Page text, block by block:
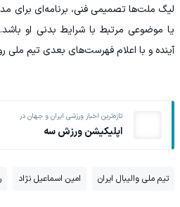
لیگ ملت‌ها تصمیمی فنی، برنامه‌ای برای
یا موضوعی مرتبط با شرایط بدنی او
آینده و با اعلام فهرست‌های بعدی تیم ملی
تازه‌ترین اخبار ورزشی ایران و جهان در
اپلیکیشن ورزش سه
تیم ملی والیبال ایران امین اسماعیل نژاد